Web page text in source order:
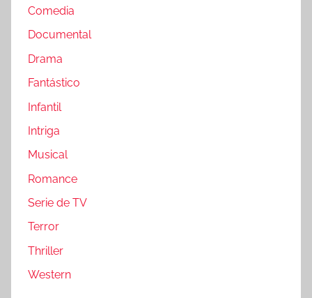
Comedia
Documental
Drama
Fantástico
Infantil
Intriga
Musical
Romance
Serie de TV
Terror
Thriller
Western